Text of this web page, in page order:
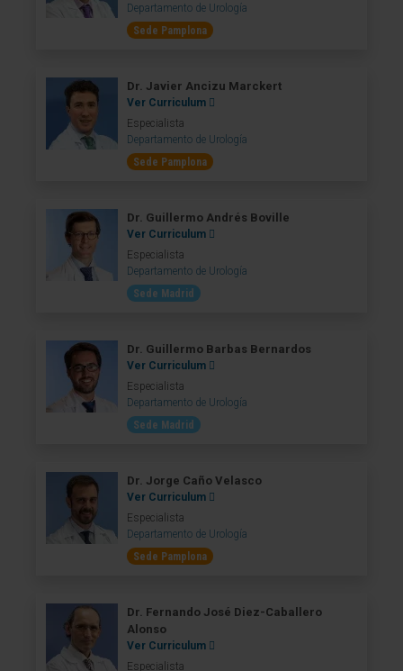
Departamento de Urología
Sede Pamplona
Dr. Javier Ancizu Marckert
Ver Curriculum
Especialista
Departamento de Urología
Sede Pamplona
Dr. Guillermo Andrés Boville
Ver Curriculum
Especialista
Departamento de Urología
Sede Madrid
Dr. Guillermo Barbas Bernardos
Ver Curriculum
Especialista
Departamento de Urología
Sede Madrid
Dr. Jorge Caño Velasco
Ver Curriculum
Especialista
Departamento de Urología
Sede Pamplona
Dr. Fernando José Diez-Caballero
Alonso
Ver Curriculum
Especialista